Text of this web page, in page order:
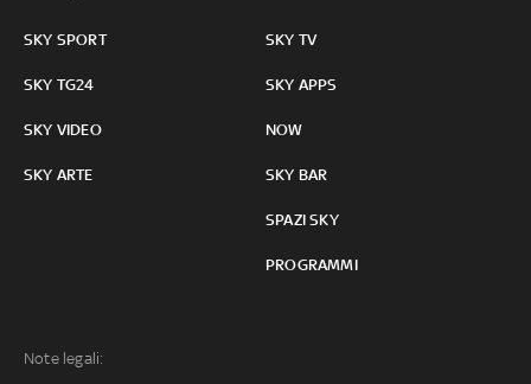
SKY SPORT
SKY TG24
SKY VIDEO
SKY ARTE
SKY TV
SKY APPS
NOW
SKY BAR
SPAZI SKY
PROGRAMMI
Note legali: